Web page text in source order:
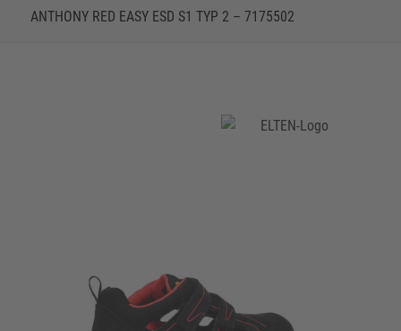
ANTHONY RED EASY ESD S1 TYP 2 – 7175502